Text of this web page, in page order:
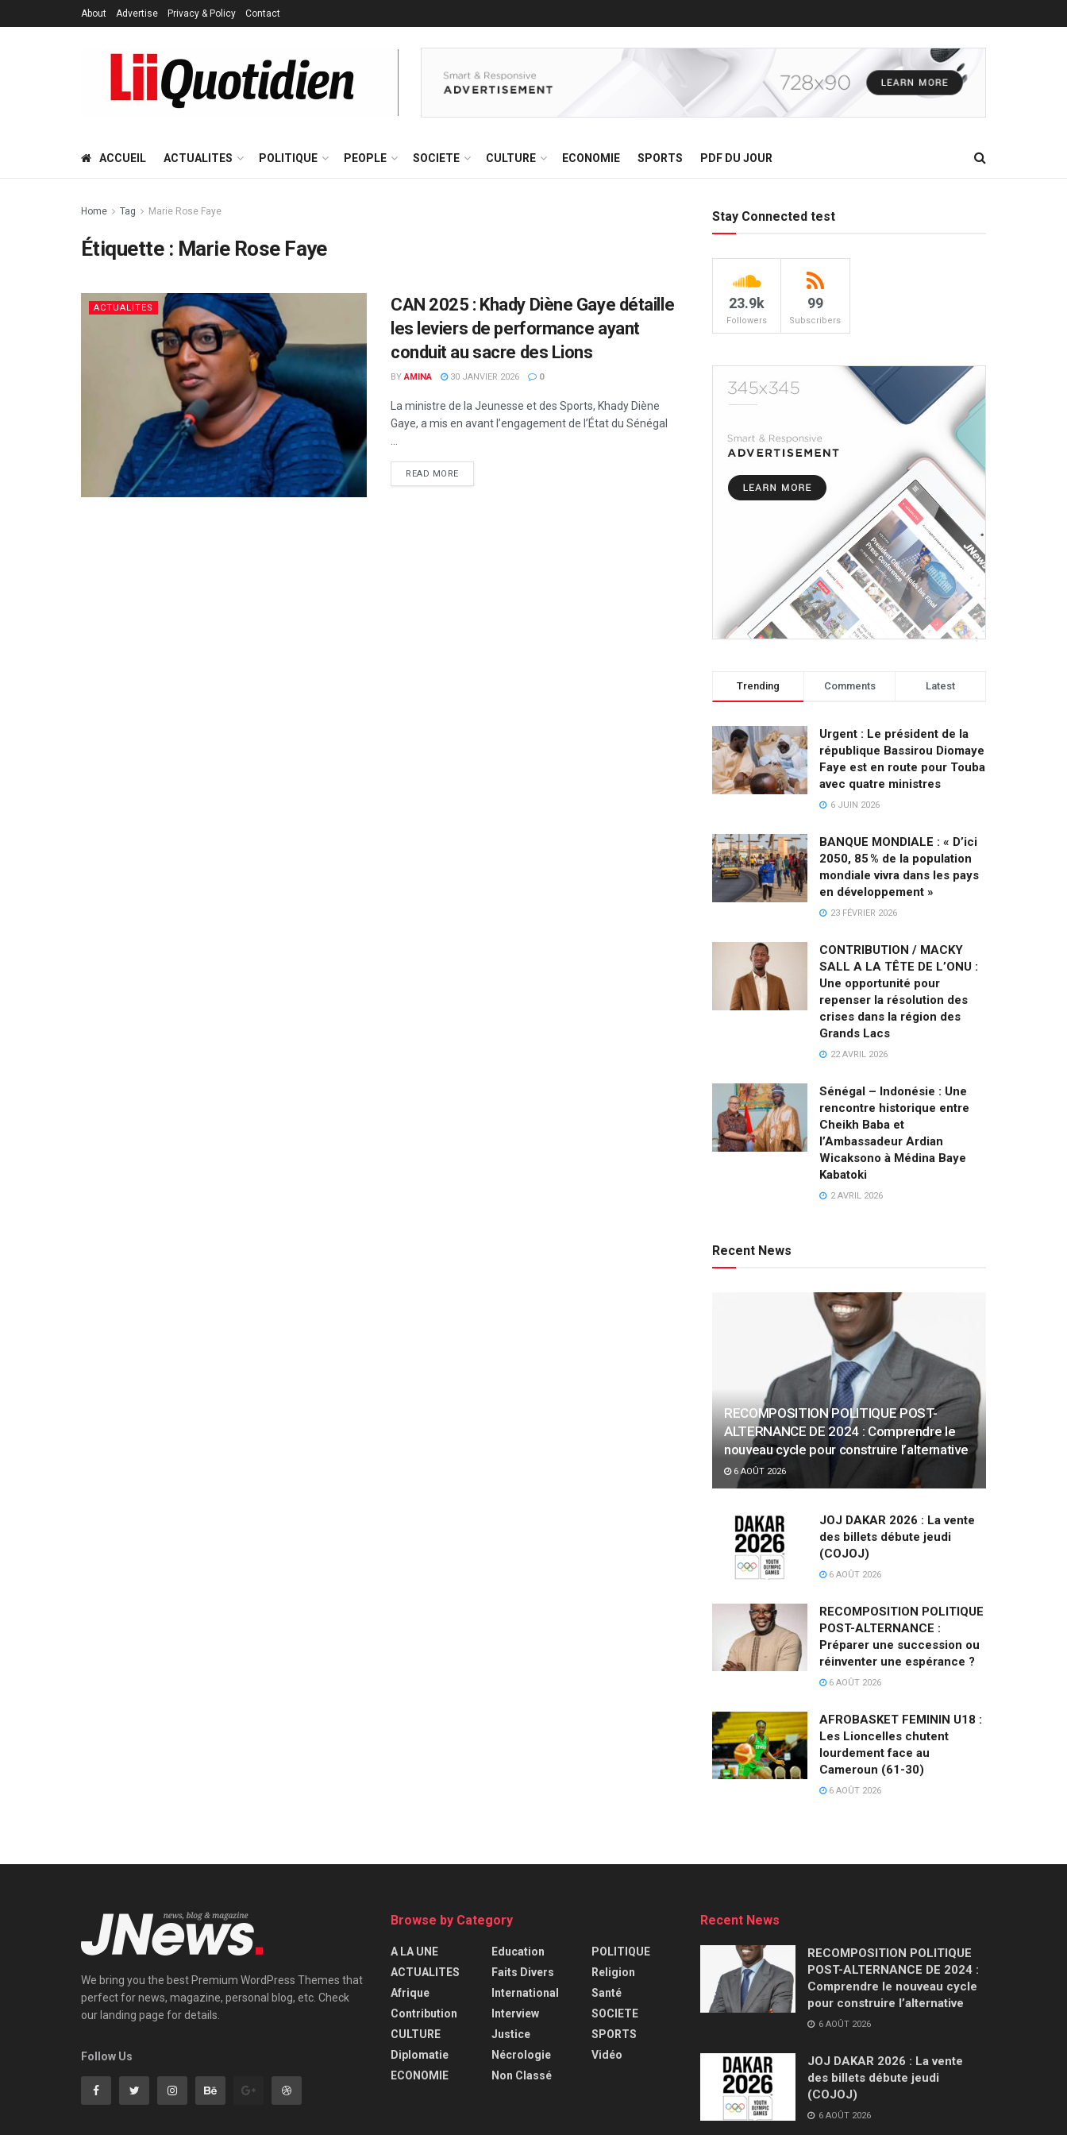
About Advertise Privacy & Policy Contact
ACCUEIL ACTUALITES POLITIQUE PEOPLE SOCIETE CULTURE ECONOMIE SPORTS PDF DU JOUR
Home Tag Marie Rose Faye
Étiquette : Marie Rose Faye
ACTUALITES
CAN 2025 : Khady Diène Gaye détaille
les leviers de performance ayant
conduit au sacre des Lions
BY AMINA 30 JANVIER 2026 0
La ministre de la Jeunesse et des Sports, Khady Diène
Gaye, a mis en avant l’engagement de l’État du Sénégal
READ MORE
Stay Connected test
23.9k
Followers
99
Subscribers
Trending Comments Latest
Urgent : Le président de la
république Bassirou Diomaye
Faye est en route pour Touba
avec quatre ministres
6 JUIN 2026
BANQUE MONDIALE : « D’ici
2050, 85 % de la population
mondiale vivra dans les pays
en développement »
23 FÉVRIER 2026
CONTRIBUTION / MACKY
SALL A LA TÊTE DE L’ONU :
Une opportunité pour
repenser la résolution des
crises dans la région des
Grands Lacs
22 AVRIL 2026
Sénégal – Indonésie : Une
rencontre historique entre
Cheikh Baba et
l’Ambassadeur Ardian
Wicaksono à Médina Baye
Kabatoki
2 AVRIL 2026
Recent News
RECOMPOSITION POLITIQUE POST-
ALTERNANCE DE 2024 : Comprendre le
nouveau cycle pour construire l’alternative
6 AOÛT 2026
JOJ DAKAR 2026 : La vente
des billets débute jeudi
(COJOJ)
6 AOÛT 2026
RECOMPOSITION POLITIQUE
POST-ALTERNANCE :
Préparer une succession ou
réinventer une espérance ?
6 AOÛT 2026
AFROBASKET FEMININ U18 :
Les Lioncelles chutent
lourdement face au
Cameroun (61-30)
6 AOÛT 2026
We bring you the best Premium WordPress Themes that
perfect for news, magazine, personal blog, etc. Check
our landing page for details.
Follow Us
Browse by Category
A LA UNE
ACTUALITES
Afrique
Contribution
CULTURE
Diplomatie
ECONOMIE
Education
Faits Divers
International
Interview
Justice
Nécrologie
Non Classé
POLITIQUE
Religion
Santé
SOCIETE
SPORTS
Vidéo
Recent News
RECOMPOSITION POLITIQUE
POST-ALTERNANCE DE 2024 :
Comprendre le nouveau cycle
pour construire l’alternative
6 AOÛT 2026
JOJ DAKAR 2026 : La vente
des billets débute jeudi
(COJOJ)
6 AOÛT 2026